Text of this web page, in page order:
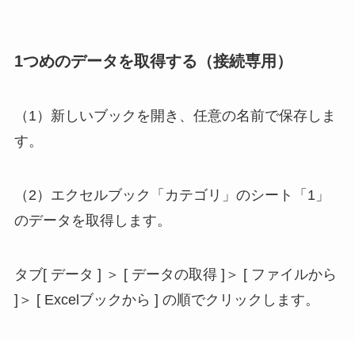
1つめのデータを取得する（接続専用）
（1）新しいブックを開き、任意の名前で保存しま
す。
（2）エクセルブック「カテゴリ」のシート「1」
のデータを取得します。
タブ[ データ ] ＞ [ データの取得 ]＞ [ ファイルから
]＞ [ Excelブックから ] の順でクリックします。